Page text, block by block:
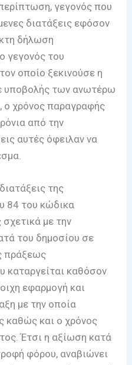
γεγονός που
διατάξεις εφόσον
δήλωση
γεγονός του
οποίο ξεκινούσε η
υποβολής των ανωτέρω
χρόνος παραγραφής
από την
αυτές όφειλαν να
της
84 του κώδικα
με την
του δημοσίου σε
πράξεως
καταργείται καθόσον
εφαρμογή και
με την οποία
καθώς και ο χρόνος
Έτσι η αξίωση κατά
φόρου, αναβιώνει